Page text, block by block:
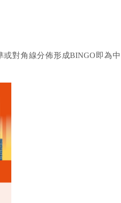
對角線分佈形成BINGO即為中